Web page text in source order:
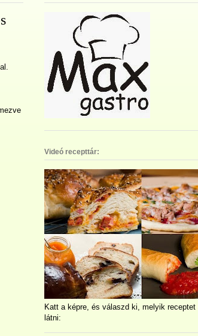
Videó recepttár:
Katt a képre, és válaszd ki, melyik receptet
látni: